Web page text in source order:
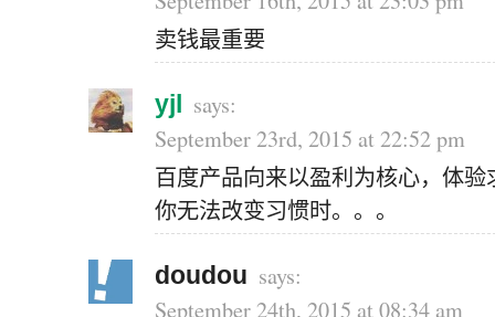
卖钱最重要
yjl
September 23rd, 2015 at 22:52 pm
百度产品向来以盈利为核心，体
你无法改变习惯时。。。
doudou
September 24th, 2015 at 08:34 am